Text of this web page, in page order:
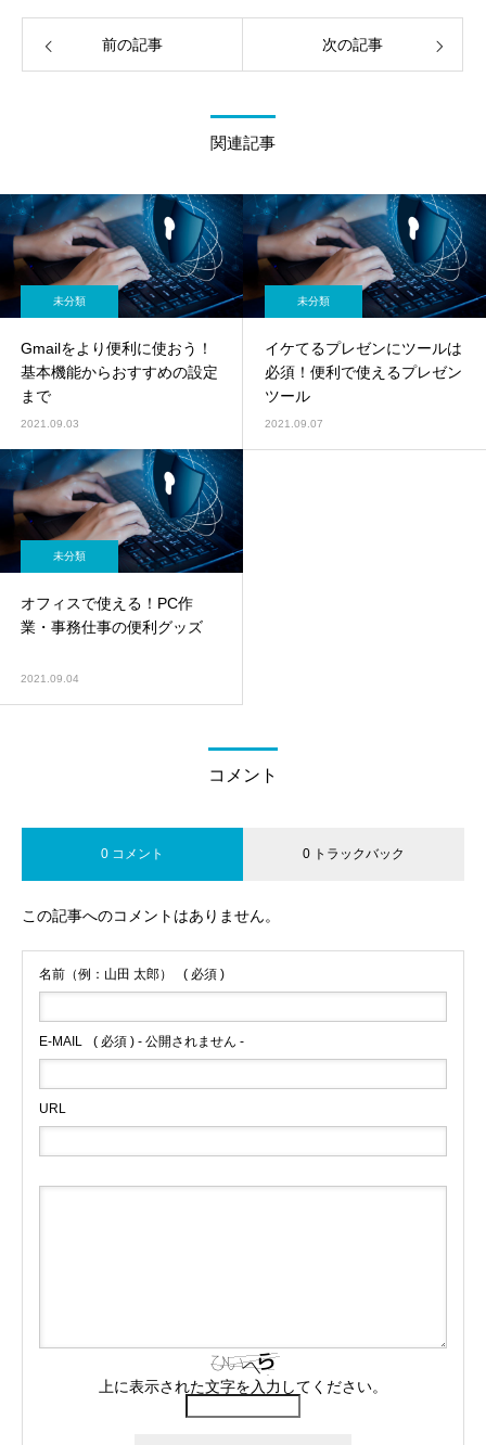
前の記事 次の記事
関連記事
未分類
Gmailをより便利に使おう！
基本機能からおすすめの設定
まで
2021.09.03
未分類
イケてるプレゼンにツールは
必須！便利で使えるプレゼン
ツール
2021.09.07
未分類
オフィスで使える！PC作
業・事務仕事の便利グッズ
2021.09.04
コメント
0 コメント 0 トラックバック
この記事へのコメントはありません。
名前（例：山田 太郎） ( 必須 )
E-MAIL ( 必須 ) - 公開されません -
URL
上に表示された文字を入力してください。